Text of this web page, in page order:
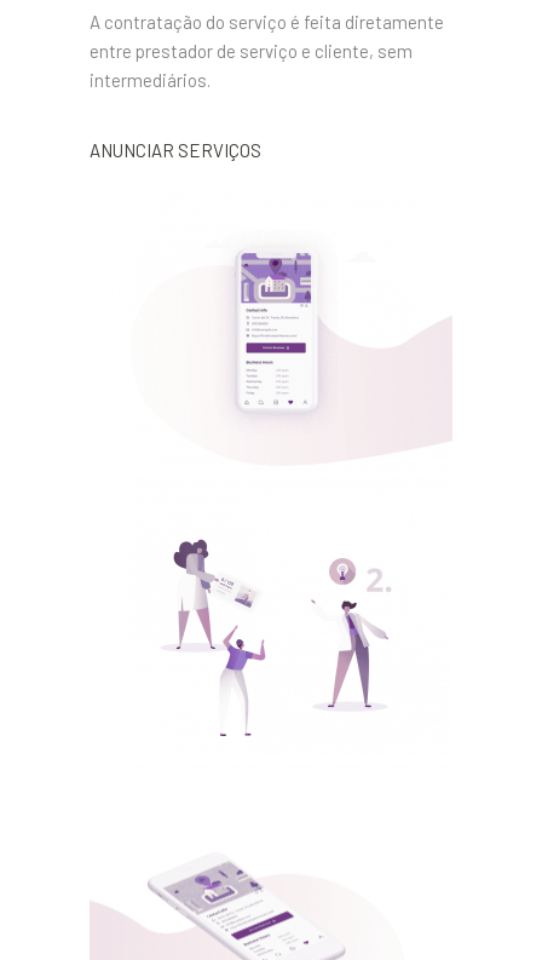
A contratação do serviço é feita diretamente
entre prestador de serviço e cliente, sem
intermediários.
ANUNCIAR SERVIÇOS